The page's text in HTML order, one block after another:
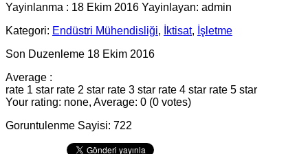
Yayinlanma : 18 Ekim 2016 Yayinlayan: admin
Kategori: Endüstri Mühendisliği, İktisat, İşletme
Son Duzenleme 18 Ekim 2016
Average :
rate 1 star rate 2 star rate 3 star rate 4 star rate 5 star
Your rating: none, Average: 0 (0 votes)
Goruntulenme Sayisi: 722